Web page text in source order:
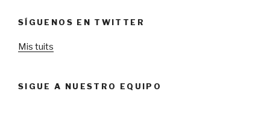
SÍGUENOS EN TWITTER
Mis tuits
SIGUE A NUESTRO EQUIPO